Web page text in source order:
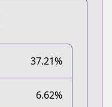
37.21%
6.62%